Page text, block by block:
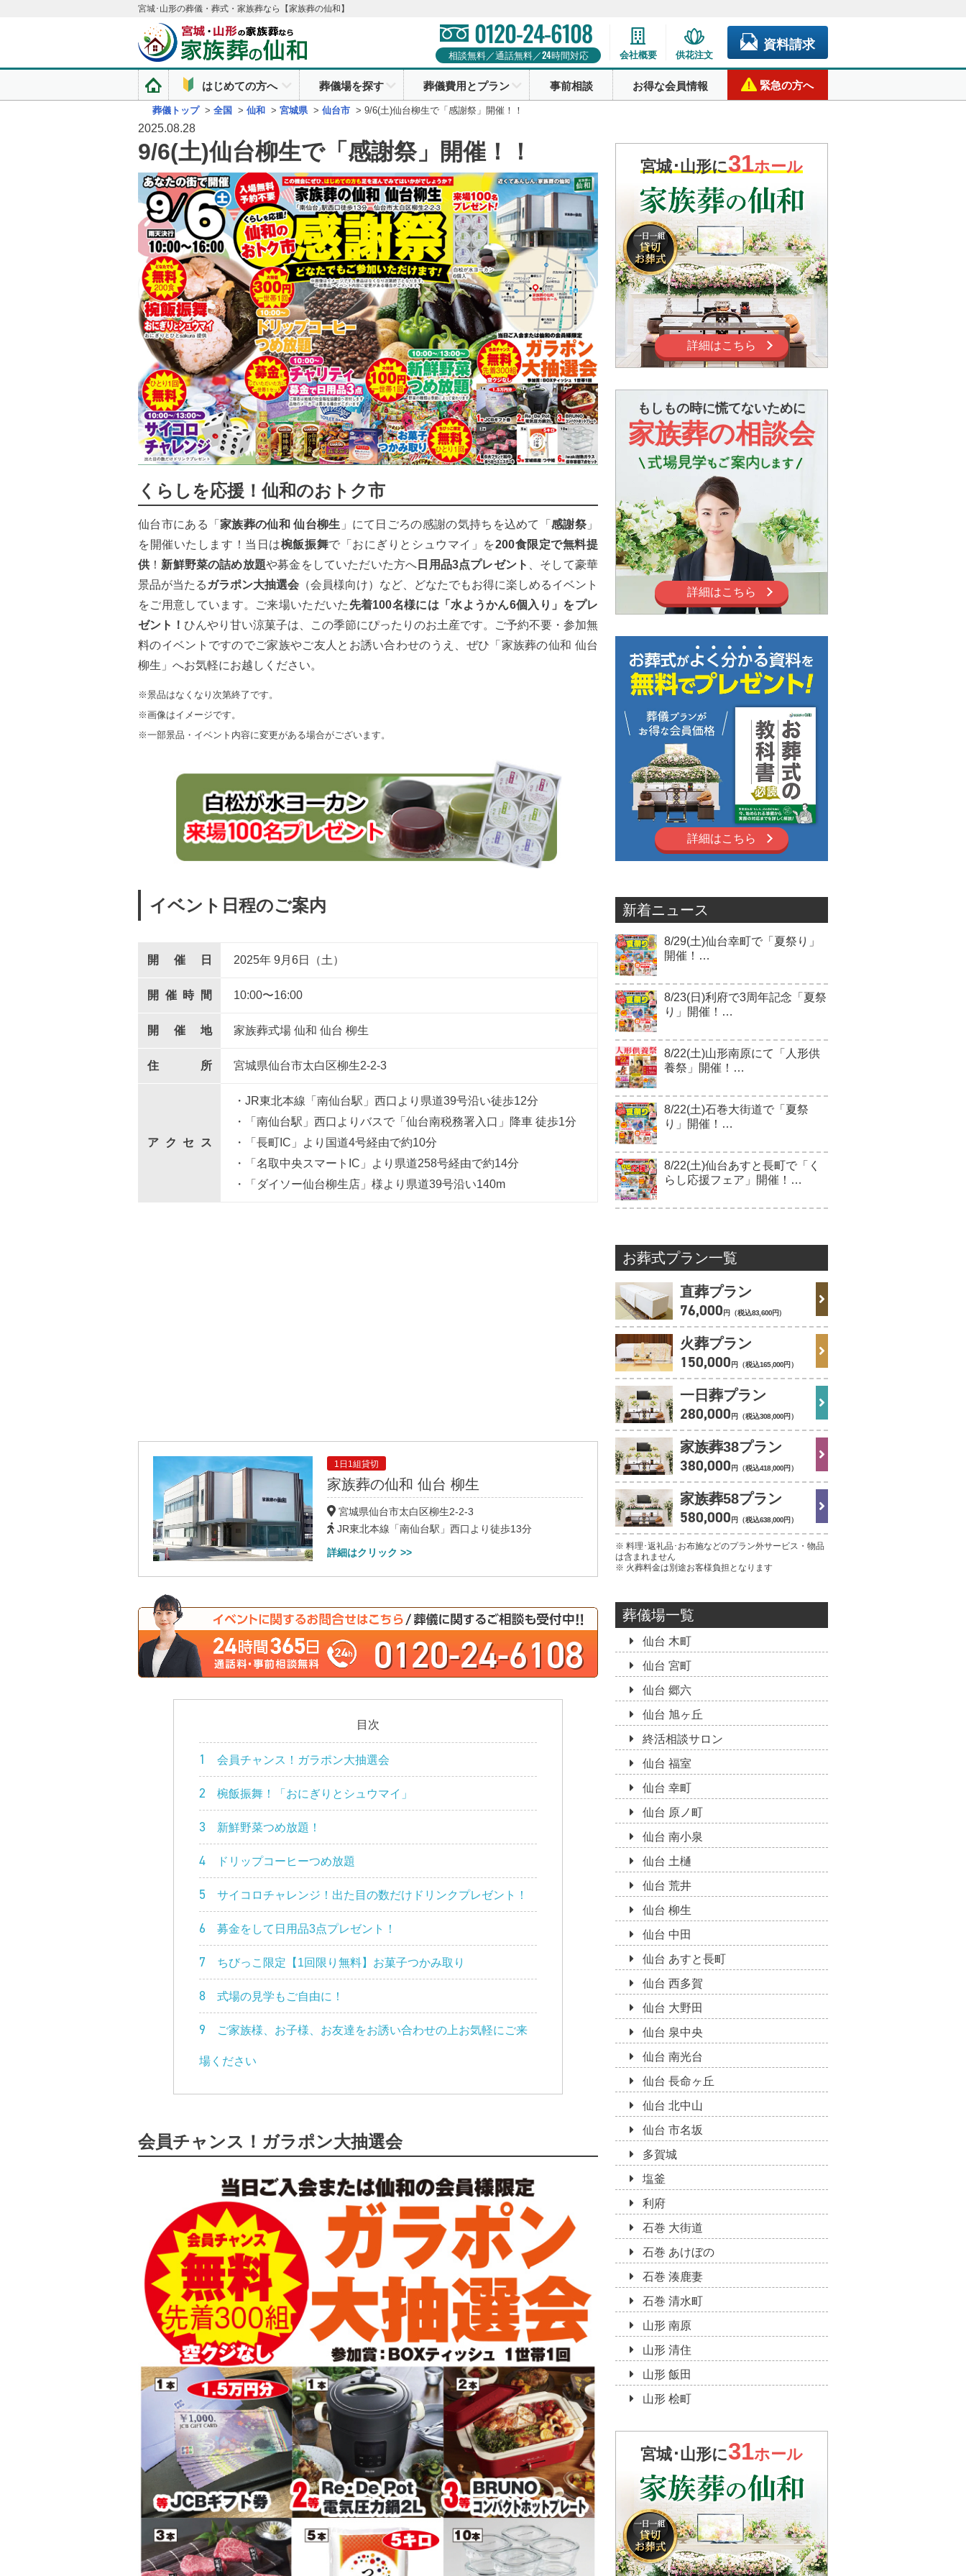
宮城･山形の葬儀・葬式・家族葬なら【家族葬の仙和】
0120-24-6108
相談無料／通話無料／24時間対応 会社概要 供花注文
資料請求
はじめての方へ 葬儀場を探す 葬儀費用とプラン 事前相談 お得な会員情報 緊急の方へ
葬儀トップ > 全国 > 仙和 > 宮城県 > 仙台市 > 9/6(土)仙台柳生で「感謝祭」開催！！
2025.08.28
9/6(土)仙台柳生で「感謝祭」開催！！
くらしを応援！仙和のおトク市
仙台市にある「家族葬の仙和 仙台柳生 」にて日ごろの感謝の気持ちを込めて「感謝祭 」
を開催いたします！当日は椀飯振舞で「おにぎりとシュウマイ」を200食限定で無料提
供 ！新鮮野菜の詰め放題や募金をしていただいた方へ 日用品3点プレゼント 、そして豪華
景品が当たるガラポン大抽選会 （会員様向け）など、どなたでもお得に楽しめるイベント
をご用意しています。ご来場いただいた 先着100名様には「水ようかん6個入り」をプレ
ゼント！ ひんやり甘い涼菓子は、この季節にぴったりのお土産です。ご予約不要・参加無
料のイベントですのでご家族やご友人とお誘い合わせのうえ、ぜひ「家族葬の仙和 仙台
柳生」へお気軽にお越しください。
※景品はなくなり次第終了です。
※画像はイメージです。
※一部景品・イベント内容に変更がある場合がございます。
イベント日程のご案内
開催日 2025年 9月 6日（土）
開催時間 10:00〜16:00
開催地 家族葬式場 仙和 仙台 柳生
住所 宮城県仙台市太白区柳生2-2-3
アクセス
・JR東北本線「南仙台駅」西口より県道39号沿い徒歩12分
・「南仙台駅」西口よりバスで「仙台南税務署入口」降車 徒歩1分
・「長町IC」より国道4号経由で約10分
・「名取中央スマートIC」より県道258号経由で約14分
・「ダイソー仙台柳生店」様より県道39号沿い140m
1日1組貸切
家族葬の仙和 仙台 柳生
宮城県仙台市太白区柳生2-2-3
JR東北本線「南仙台駅」西口より徒歩13分
詳細はクリック >>
0120-24-6108
目次
1 会員チャンス！ガラポン大抽選会
2 椀飯振舞！「おにぎりとシュウマイ」
3 新鮮野菜つめ放題！
4 ドリップコーヒーつめ放題
5 サイコロチャレンジ！出た目の数だけドリンクプレゼント！
6 募金をして日用品3点プレゼント！
7 ちびっこ限定【1回限り無料】お菓子つかみ取り
8 式場の見学もご自由に！
9 ご家族様、お子様、お友達をお誘い合わせの上お気軽にご来
場ください
会員チャンス！ガラポン大抽選会
宮城･山形に31ホール
詳細はこちら
もしもの時に慌てないために
家族葬の相談会
詳細はこちら
詳細はこちら
新着ニュース
8/29(土)仙台幸町で「夏祭り」
開催！…
8/23(日)利府で3周年記念「夏祭
り」開催！…
8/22(土)山形南原にて「人形供
養祭」開催！…
8/22(土)石巻大街道で「夏祭
り」開催！…
8/22(土)仙台あすと長町で「く
らし応援フェア」開催！…
お葬式プラン一覧
直葬プラン
76,000 円（税込83,600円）
火葬プラン
150,000 円（税込165,000円 ）
一日葬プラン
280,000 円（税込308,000円 ）
家族葬38プラン
380,000 円（税込418,000円 ）
家族葬58プラン
580,000 円（税込638,000円 ）
※ 料理･返礼品･お布施などのプラン外サービス・物品
は含まれません
※ 火葬料金は別途お客様負担となります
葬儀場一覧
仙台 木町
仙台 宮町
仙台 郷六
仙台 旭ヶ丘
終活相談サロン
仙台 福室
仙台 幸町
仙台 原ノ町
仙台 南小泉
仙台 土樋
仙台 荒井
仙台 柳生
仙台 中田
仙台 あすと長町
仙台 西多賀
仙台 大野田
仙台 泉中央
仙台 南光台
仙台 長命ヶ丘
仙台 北中山
仙台 市名坂
多賀城
塩釜
利府
石巻 大街道
石巻 あけぼの
石巻 湊鹿妻
石巻 清水町
山形 南原
山形 清住
山形 飯田
山形 桧町
宮城･山形に31ホール